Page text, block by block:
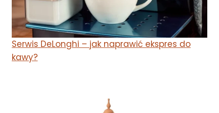
Serwis DeLonghi – jak naprawić ekspres do
kawy?